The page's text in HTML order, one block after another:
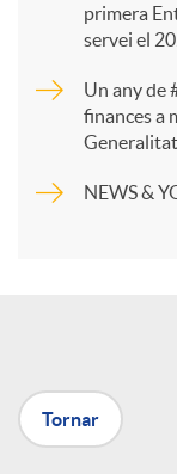
t
X
primera
servei el
Un any de
finances a
NEWS &
Tornar